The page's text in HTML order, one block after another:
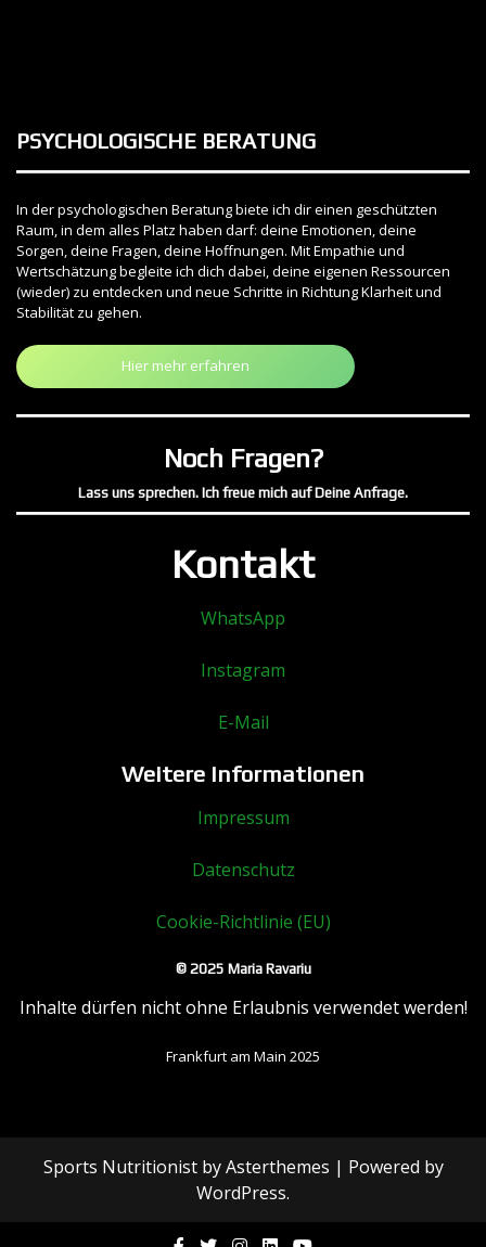
PSYCHOLOGISCHE BERATUNG
In der psychologischen Beratung biete ich dir einen geschützten
Raum, in dem alles Platz haben darf: deine Emotionen, deine
Sorgen, deine Fragen, deine Hoffnungen. Mit Empathie und
Wertschätzung begleite ich dich dabei, deine eigenen Ressourcen
(wieder) zu entdecken und neue Schritte in Richtung Klarheit und
Stabilität zu gehen.
Hier mehr erfahren
Noch Fragen?
Lass uns sprechen. Ich freue mich auf Deine Anfrage.
Kontakt
WhatsApp
Instagram
E-Mail
Weitere Informationen
Impressum
Datenschutz
Cookie-Richtlinie (EU)
© 2025 Maria Ravariu
Inhalte dürfen nicht ohne Erlaubnis verwendet werden!
Frankfurt am Main 2025
Sports NutritionistbyAsterthemes | Powered by
WordPress.